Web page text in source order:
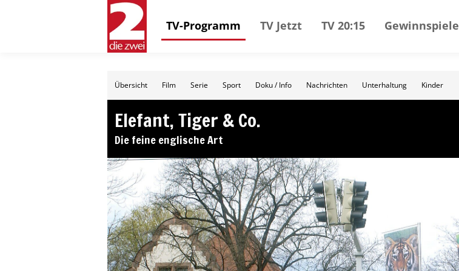
TV-Programm TV Jetzt TV 20:15 Gewinnspiele
Übersicht Film Serie Sport Doku / Info Nachrichten Unterhaltung Kinder
Elefant, Tiger & Co.
Die feine englische Art